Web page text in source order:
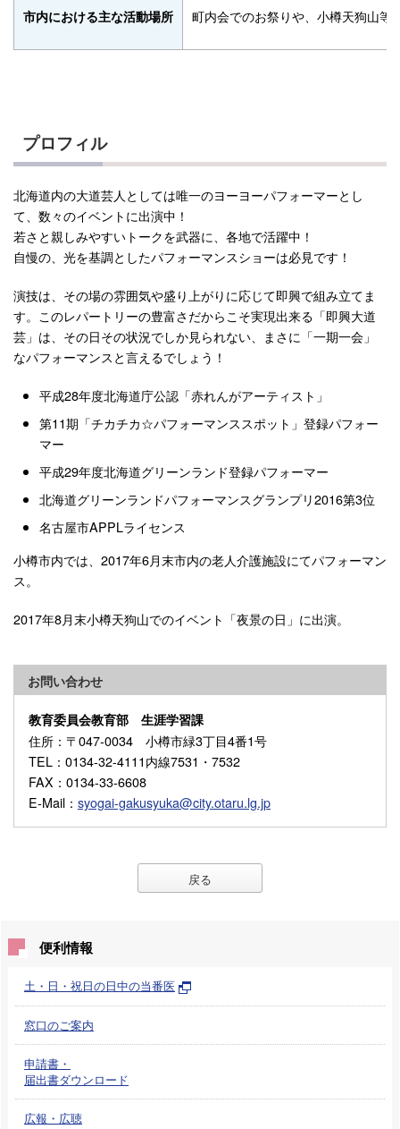
市内における主な活動場所 町内会でのお祭りや、小樽天狗山等
プロフィル
北海道内の大道芸人としては唯一のヨーヨーパフォーマーとし
て、数々のイベントに出演中！
若さと親しみやすいトークを武器に、各地で活躍中！
自慢の、光を基調としたパフォーマンスショーは必見です！
演技は、その場の雰囲気や盛り上がりに応じて即興で組み立てま
す。このレパートリーの豊富さだからこそ実現出来る「即興大道
芸」は、その日その状況でしか見られない、まさに「一期一会」
なパフォーマンスと言えるでしょう！
平成28年度北海道庁公認「赤れんがアーティスト」
第11期「チカチカ☆パフォーマンススポット」登録パフォー
マー
平成29年度北海道グリーンランド登録パフォーマー
北海道グリーンランドパフォーマンスグランプリ2016第3位
名古屋市APPLライセンス
小樽市内では、2017年6月末市内の老人介護施設にてパフォーマン
ス。
2017年8月末小樽天狗山でのイベント「夜景の日」に出演。
お問い合わせ
教育委員会教育部 生涯学習課
住所 ：〒047-0034 小樽市緑3丁目4番1号
TEL ：0134-32-4111内線7531・7532
FAX ：0134-33-6608
E-Mail ： syogai-gakusyuka@city.otaru.lg.jp
戻る
便利情報
土・日・祝日の日中の当番医
窓口のご案内
申請書・
届出書ダウンロード
広報・広聴